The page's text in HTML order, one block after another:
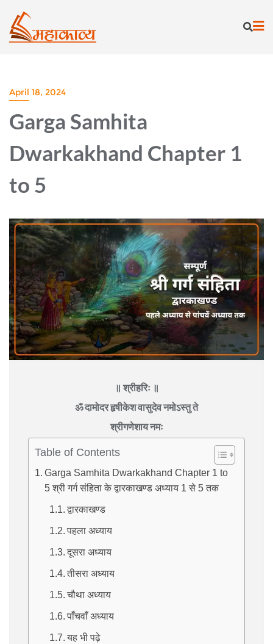
content
April 18, 2024
Garga Samhita
Dwarkakhand Chapter 1
to 5
॥ श्रीहरिः ॥
ॐ दामोदर हृषीकेश वासुदेव नमोऽस्तु ते
श्रीगणेशाय नमः
Table of Contents
Garga Samhita Dwarkakhand Chapter 1 to
5 श्री गर्ग संहिता के द्वारकाखण्ड अध्याय 1 से 5 तक
द्वारकाखण्ड
पहला अध्याय
दूसरा अध्याय
तीसरा अध्याय
चौथा अध्याय
पाँचवाँ अध्याय
यह भी पढ़े